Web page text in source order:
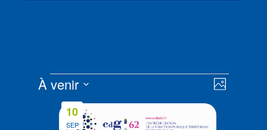
Évènements de
Photo
À venir
Sélectionnez
List
SEP
10